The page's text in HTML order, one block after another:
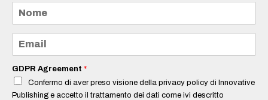
m
e
a
i
*
GDPR Agreement *
Confermo di aver preso visione della privacy policy di Innovative
Publishing e accetto il trattamento dei dati come ivi descritto